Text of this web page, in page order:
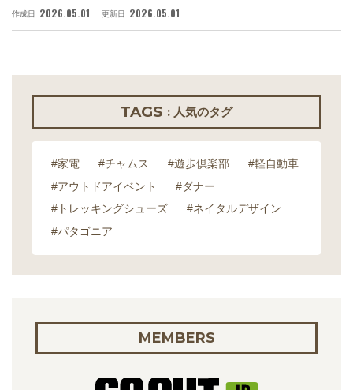
作成日 2026.05.01 更新日 2026.05.01
TAGS : 人気のタグ
#家電 #チャムス #遊歩倶楽部
#軽自動車
#アウトドアイベント
#ダナー
#トレッキングシューズ
#ネイタルデザイン
#パタゴニア
MEMBERS